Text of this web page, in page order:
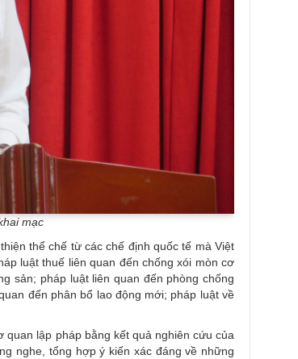
mạc
thể chế từ các chế định quốc tế mà Việt
luật thuế liên quan đến chống xói mòn cơ
sản; pháp luật liên quan đến phòng chống
đến phân bổ lao động mới; pháp luật về
quan lập pháp bằng kết quả nghiên cứu của
nghe, tổng hợp ý kiến xác đáng về những